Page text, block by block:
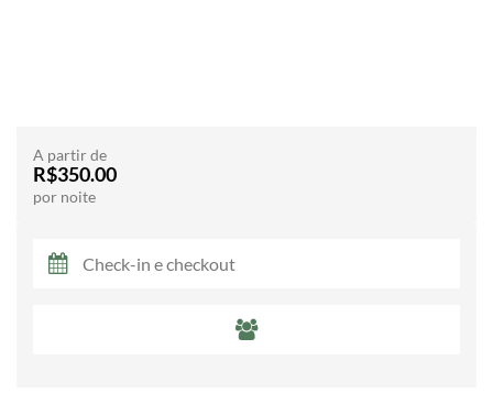
A partir de
R$350.00
por noite